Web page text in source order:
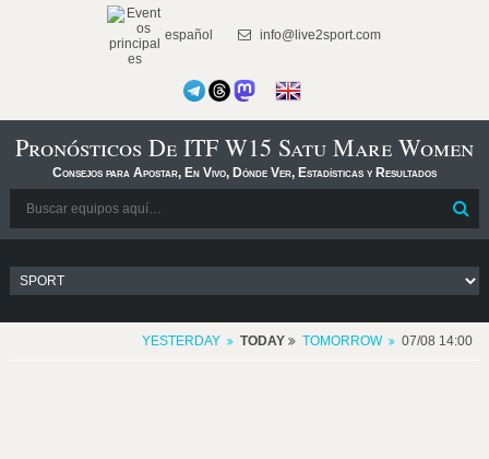
español info@live2sport.com
Pronósticos De ITF W15 Satu Mare Women
Consejos para Apostar, En Vivo, Dónde Ver, Estadísticas y Resultados
YESTERDAY TODAY TOMORROW 07/08 14:00